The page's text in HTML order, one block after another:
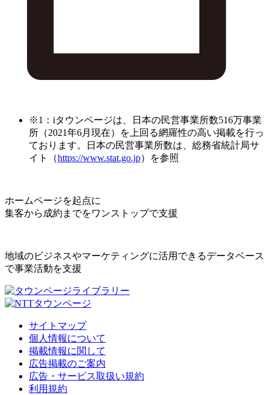
※1：iタウンページは、日本の民営事業所数516万事業
所（2021年6月現在）を上回る網羅性の高い掲載を行っ
ております。日本の民営事業所数は、総務省統計局サ
イト（https://www.stat.go.jp）を参照
ホームページを起点に
集客から成約までをワンストップで支援
地域のビジネスやマーケティングに活用できるデータベース
で事業活動を支援
サイトマップ
個人情報について
掲載情報に関して
広告掲載のご案内
広告・サービス取扱い規約
利用規約